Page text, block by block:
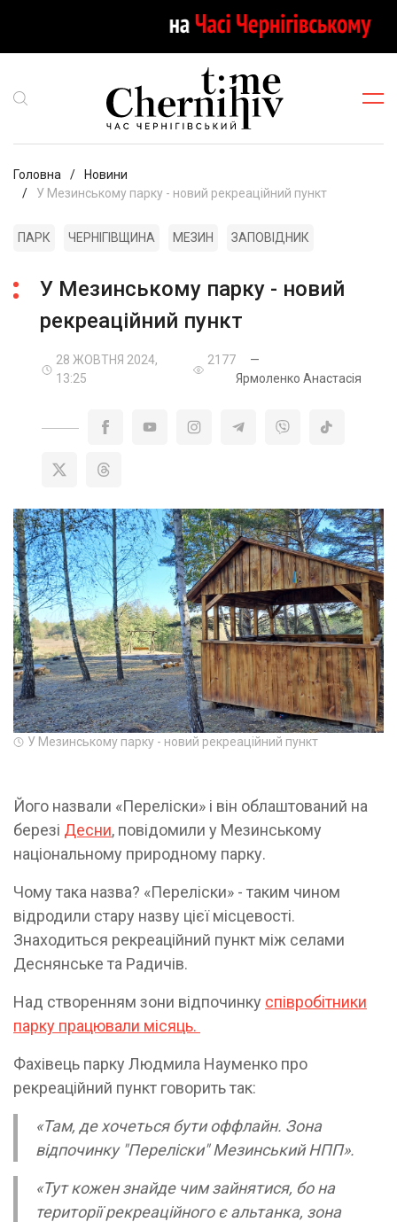
Головна
Новини
У Мезинському парку - новий рекреаційний пункт
ПАРК ЧЕРНІГІВЩИНА МЕЗИН ЗАПОВІДНИК
У Мезинському парку - новий
рекреаційний пункт
28 ЖОВТНЯ 2024,
13:25
2177
—
Ярмоленко Анастасія
У Мезинському парку - новий рекреаційний пункт
Його назвали «Переліски» і він облаштований на
березі Десни, повідомили у Мезинському
національному природному парку.
Чому така назва? «Переліски» - таким чином
відродили стару назву цієї місцевості.
Знаходиться рекреаційний пункт між селами
Деснянське та Радичів.
Над створенням зони відпочинку співробітники
парку працювали місяць.
Фахівець парку Людмила Науменко про
рекреаційний пункт говорить так:
«Там, де хочеться бути оффлайн. Зона
відпочинку "Переліски" Мезинський НПП».
«Тут кожен знайде чим зайнятися, бо на
території рекреаційного є альтанка, зона